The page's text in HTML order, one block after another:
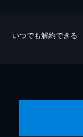
いつでも解約できる